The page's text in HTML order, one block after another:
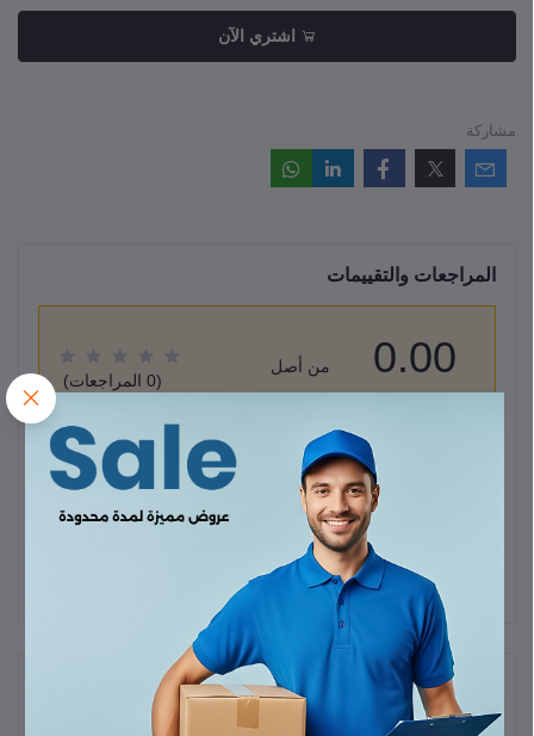
اشتري الآن
مشاركة
المراجعات والتقييمات
0.00
من أصل
(0 المراجعات)
قيم هذا المنتج
لا يوجد هناك مراجعات لهذا المنتج حتى الآن.
وصف